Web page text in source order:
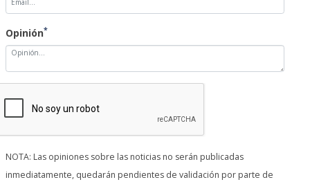
Opinión*
NOTA: Las opiniones sobre las noticias no serán publicadas
inmediatamente, quedarán pendientes de validación por parte de